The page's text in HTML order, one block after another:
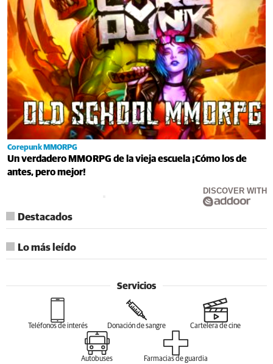
Corepunk MMORPG
Un verdadero MMORPG de la vieja escuela ¡Cómo los de
antes, pero mejor!
DISCOVER WITH
Destacados
Lo más leído
Servicios
Teléfonos de interés Donación de sangre Cartelera de cine
Autobuses Farmacias de guardia